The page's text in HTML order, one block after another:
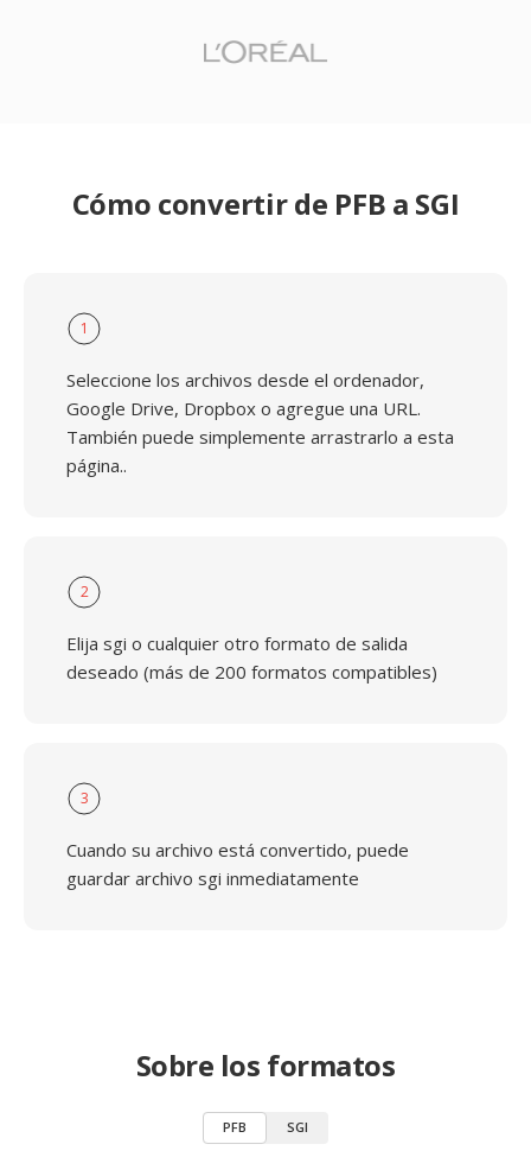
Cómo convertir de PFB a SGI
1
Seleccione los archivos desde el ordenador,
Google Drive, Dropbox o agregue una URL.
También puede simplemente arrastrarlo a esta
página..
2
Elija sgi o cualquier otro formato de salida
deseado (más de 200 formatos compatibles)
3
Cuando su archivo está convertido, puede
guardar archivo sgi inmediatamente
Sobre los formatos
PFB SGI